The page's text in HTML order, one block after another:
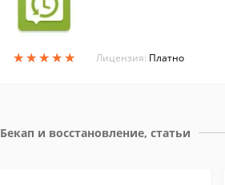
★★★★★
★★★★★ Лицензия: Платно
Бекап и восстановление, статьи